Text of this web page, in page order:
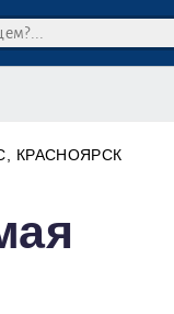
КРАСНОЯРСК